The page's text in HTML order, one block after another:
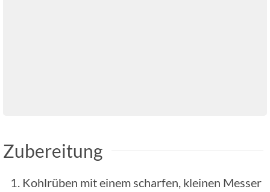
Zubereitung
Kohlrüben mit einem scharfen, kleinen Messer